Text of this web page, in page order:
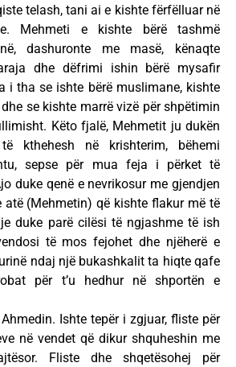
telash, tani ai e kishte fërfëlluar në
Mehmeti e kishte bërë tashmë
dashuronte me masë, kënaqte
dhe dëfrimi ishin bërë mysafir
i tha se ishte bërë muslimane, kishte
se kishte marrë vizë për shpëtimin
Këto fjalë, Mehmetit ju dukën
kthehesh në krishterim, bëhemi
sepse për mua feja i përket të
duke qenë e nevrikosur me gjendjen
atë (Mehmetin) që kishte flakur më të
duke parë cilësi të ngjashme të ish
të mos fejohet dhe njëherë e
ndaj një bukashkalit ta hiqte qafe
për t’u hedhur në shportën e
Ishte tepër i zgjuar, fliste për
në vendet që dikur shquheshin me
Fliste dhe shqetësohej për